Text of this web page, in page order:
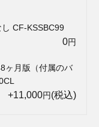
CF-KSSBC99
0円
ヶ月版（付属のバ
+11,000円(税込)